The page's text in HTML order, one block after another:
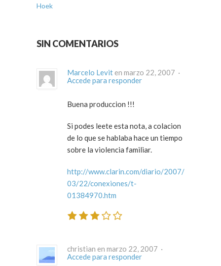
Hoek
SIN COMENTARIOS
Marcelo Levit
en marzo 22, 2007 ·
Accede para responder
Buena produccion !!!
Si podes leete esta nota, a colacion
de lo que se hablaba hace un tiempo
sobre la violencia familiar.
http://www.clarin.com/diario/2007/
03/22/conexiones/t-
01384970.htm
christian en marzo 22, 2007 ·
Accede para responder